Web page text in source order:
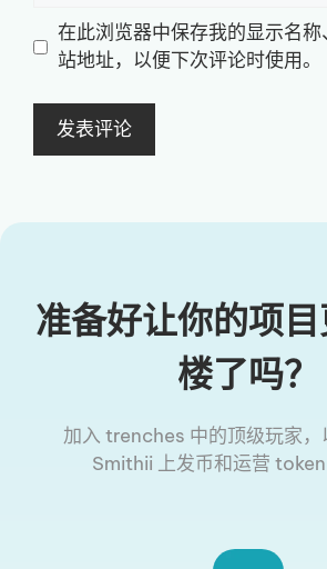
址
址
在此浏览器中保存我的显示名
站地址，以便下次评论时使用。
准备好让你的项
楼了吗？
加入 trenches 中的顶级玩家，
Smithii 上发币和运营 token